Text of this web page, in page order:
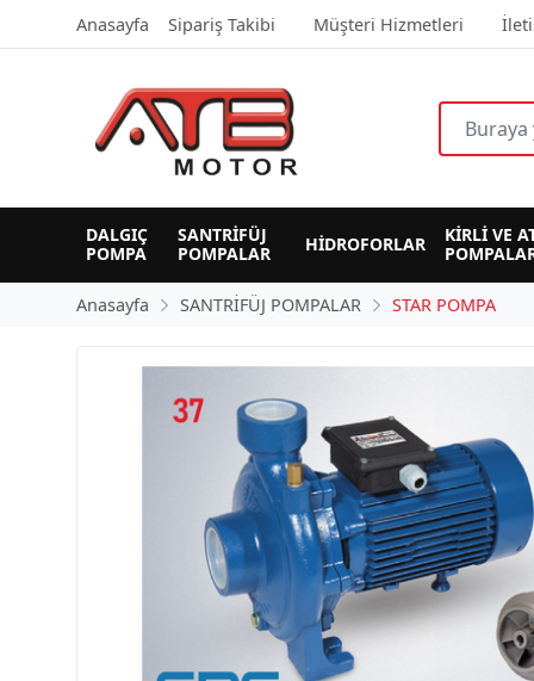
Anasayfa Sipariş Takibi Müşteri Hizmetleri
DALGIÇ
POMPA
SANTRİFÜJ
POMPALAR
HİDROFORLAR
KİRLİ VE
Anasayfa SANTRİFÜJ POMPALAR STAR POMPA